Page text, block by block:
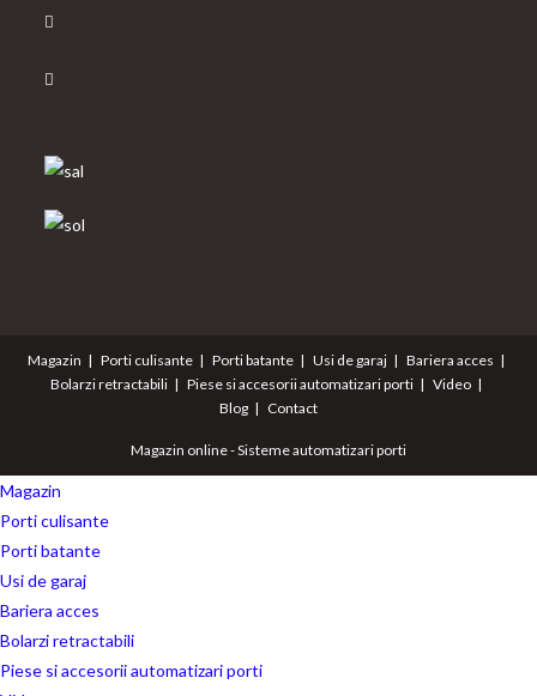
new
tab
Magazin Porti culisante Porti batante Usi de garaj
Bariera acces
Bolarzi retractabili
Piese si accesorii automatizari porti
Video
Blog
Contact
Magazin online - Sisteme automatizari porti
Magazin
Porti culisante
Porti batante
Usi de garaj
Bariera acces
Bolarzi retractabili
Piese si accesorii automatizari porti